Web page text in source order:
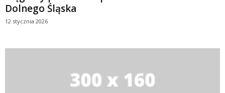
Dolnego Śląska
12 stycznia 2026